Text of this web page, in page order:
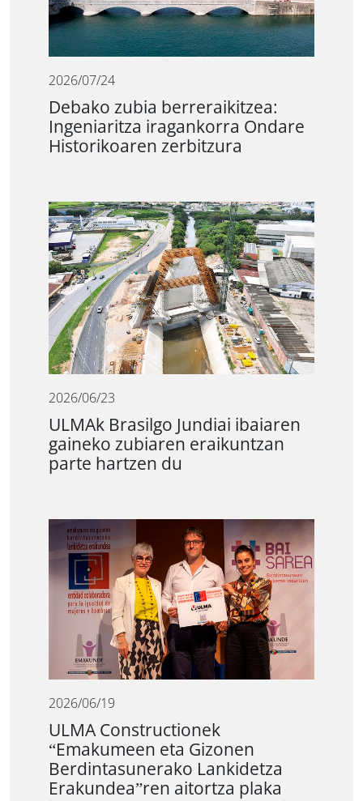
2026/07/24
Debako zubia berreraikitzea:
Ingeniaritza iragankorra Ondare
Historikoaren zerbitzura
2026/06/23
ULMAk Brasilgo Jundiai ibaiaren
gaineko zubiaren eraikuntzan
parte hartzen du
2026/06/19
ULMA Constructionek
“Emakumeen eta Gizonen
Berdintasunerako Lankidetza
Erakundea”ren aitortza plaka